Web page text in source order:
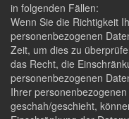
in folgenden Fällen:
Wenn Sie die Richtigkeit
personenbezogenen
Zeit, um dies zu
das Recht, die
personenbezogenen
Ihrer
geschah/geschieht,